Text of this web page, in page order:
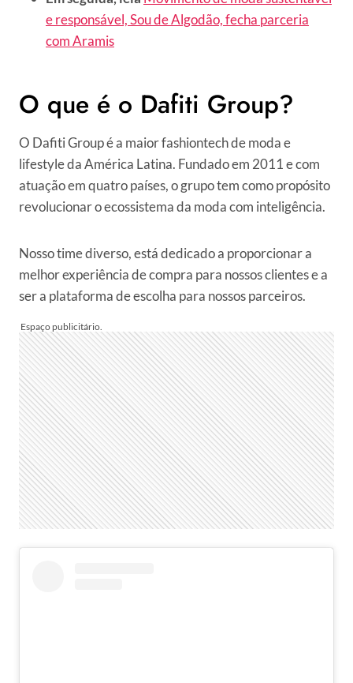
e responsável, Sou de Algodão, fecha parceria
com Aramis
O que é o Dafiti Group?
O Dafiti Group é a maior fashiontech de moda e
lifestyle da América Latina. Fundado em 2011 e com
atuação em quatro países, o grupo tem como propósito
revolucionar o ecossistema da moda com inteligência.
Nosso time diverso, está dedicado a proporcionar a
melhor experiência de compra para nossos clientes e a
ser a plataforma de escolha para nossos parceiros.